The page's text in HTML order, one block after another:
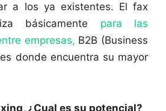
a los ya existentes. El fax
básicamente para las
empresas, B2B (Business
donde encuentra su mayor
¿Cual es su potencial?